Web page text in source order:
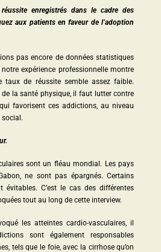
enregistrés dans le cadre des
aux patients en faveur de l’adoption
pas encore de données statistiques
expérience professionnelle montre
taux de réussite semble assez faible.
de la santé physique, il faut lutter contre
favorisent ces addictions, au niveau
social.
sont un fléau mondial. Les pays
ne sont pas épargnés. Certains
évitables. C’est le cas des différentes
tout au long de cette interview.
les atteintes cardio-vasculaires, il
sont également responsables
tels que le foie, avec la cirrhose qu’on